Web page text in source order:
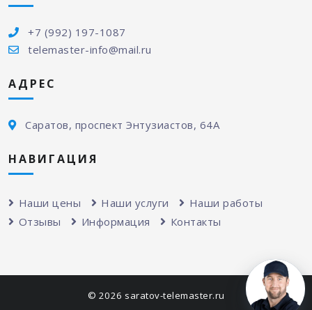
+7 (992) 197-1087
telemaster-info@mail.ru
АДРЕС
Саратов, проспект Энтузиастов, 64А
НАВИГАЦИЯ
Наши цены Наши услуги
Наши работы
Отзывы
Информация Контакты
© 2026 saratov-telemaster.ru